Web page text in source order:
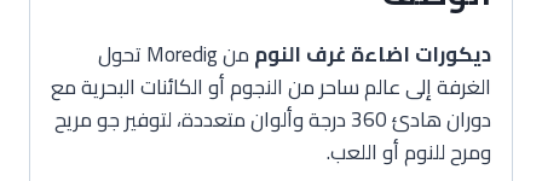
ديكورات اضاءة غرف النوم
من Moredig تحول
الغرفة إلى عالم ساحر من النجوم أو الكائنات البحرية مع
دوران هادئ 360 درجة وألوان متعددة، لتوفير جو مريح
ومرح للنوم أو اللعب.